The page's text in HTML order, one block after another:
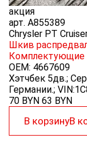
акция
арт. A855389
Chrysler PT
Шкив
Комплектующие
OEM: 4667609
Хэтчбек 5дв.;
Германии.;
70 BYN 63 BYN
В корзинуВ